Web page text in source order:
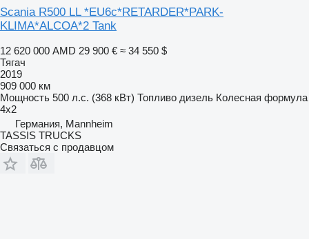
Scania R500 LL *EU6c*RETARDER*PARK-
KLIMA*ALCOA*2 Tank
12 620 000 AMD 29 900 € ≈ 34 550 $
Тягач
2019
909 000 км
Мощность 500 л.с. (368 кВт) Топливо дизель Колесная формула
4x2
Германия, Mannheim
TASSIS TRUCKS
Связаться с продавцом